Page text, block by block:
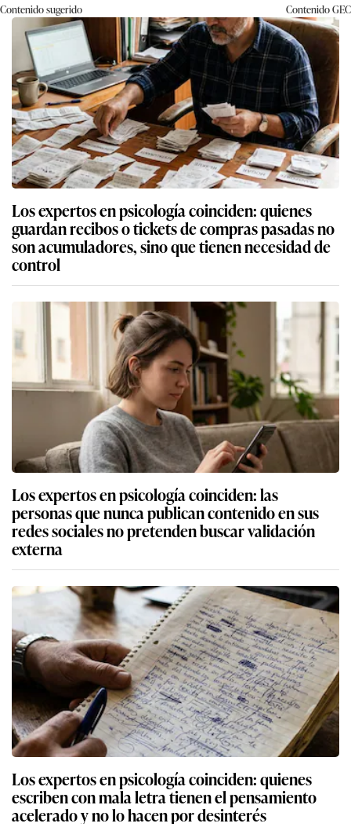
Contenido sugerido ContenidoGEC
Los expertos en psicología coinciden: quienes
guardan recibos o tickets de compras pasadas no
son acumuladores, sino que tienen necesidad de
control
Los expertos en psicología coinciden: las
personas que nunca publican contenido en sus
redes sociales no pretenden buscar validación
externa
Los expertos en psicología coinciden: quienes
escriben con mala letra tienen el pensamiento
acelerado y no lo hacen por desinterés